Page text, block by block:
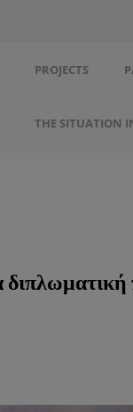
PROJECTS
THE SITUATION